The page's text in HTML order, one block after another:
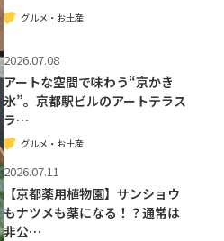
グルメ・お土産
2026.07.08
アートな空間で味わう“京かき
氷”。京都駅ビルのアートテラス
ラ…
グルメ・お土産
2026.07.11
【京都薬用植物園】サンショウ
もナツメも薬になる！？通常は
非公…